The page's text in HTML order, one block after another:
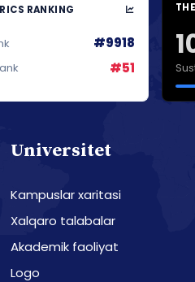
RANKING
#9918
#51
Universitet
Kampuslar xaritasi
Xalqaro talabalar
Akademik faoliyat
Logo